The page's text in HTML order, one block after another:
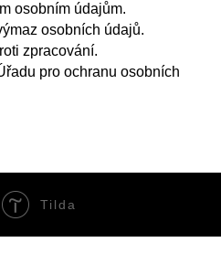
osobním údajům.
osobních údajů.
zpracování.
pro ochranu osobních
Tilda